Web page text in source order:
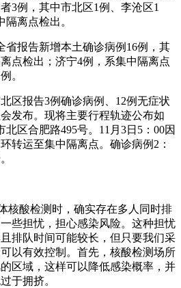
3例，其中市北区1例、李沧区1
离点检出。
省报告新增本土确诊病例16例，其
点检出；济宁4例，系集中隔离点
。
区报告3例确诊病例、12例无症状
发布。现将主要行程轨迹公布如
区合肥路495号。11月3日5：00因
转运至集中隔离点。确诊病例2：
核酸检测时，确实存在多人同时排
些担忧，担心感染风险。这种担忧
排队时间可能较长，但只要我们采
以有效控制。首先，核酸检测场所
区域，这样可以降低感染概率，并
于拥挤。